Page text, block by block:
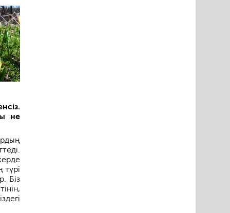
не
түрі
Біз